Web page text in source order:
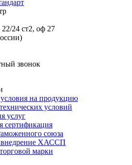
22/24 ст2, оф 27
звонок
на продукцию
условий
услуг
сертификация
союза
внедрение ХАССП
марки